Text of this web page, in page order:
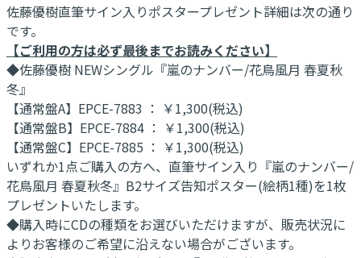
佐藤優樹直筆サイン入りポスタープレゼント詳細は次の通り
です。
【ご利用の方は必ず最後までお読みください】
◆佐藤優樹 NEWシングル『嵐のナンバー/花鳥風月 春夏秋
冬』
【通常盤A】EPCE-7883 ： ￥1,300(税込)
【通常盤B】EPCE-7884 ： ￥1,300(税込)
【通常盤C】EPCE-7885 ： ￥1,300(税込)
いずれか1点ご購入の方へ、直筆サイン入り『嵐のナンバー/
花鳥風月 春夏秋冬』B2サイズ告知ポスター(絵柄1種)を1枚
プレゼントいたします。
◆購入時にCDの種類をお選びいただけますが、販売状況に
よりお客様のご希望に沿えない場合がございます。